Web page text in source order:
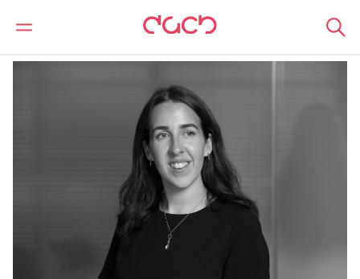
DAC Beachcroft Nuestro personal Awen Edwards